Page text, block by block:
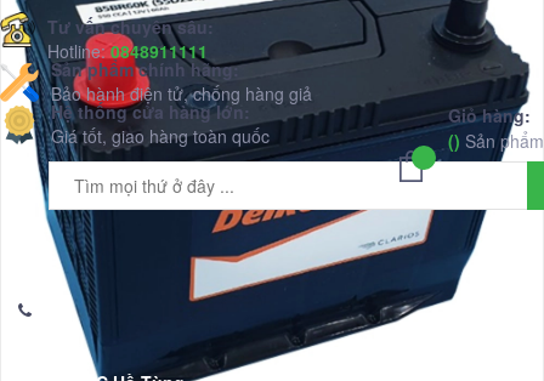
Tư vấn chuyên sâu:
Hotline:0848911111
Sản phẩm chính hãng:
Bảo hành điện tử, chống hàng giả
Hệ thống cửa hàng lớn:
Giá tốt, giao hàng toàn quốc
Giỏ hàng:
() Sản phẩm